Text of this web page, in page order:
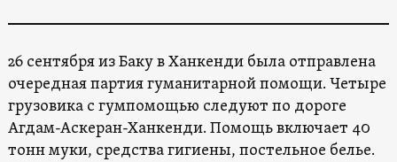
26 сентября из Баку в Ханкенди была отправлена
очередная партия гуманитарной помощи. Четыре
грузовика с гумпомощью следуют по дороге
Агдам-Аскеран-Ханкенди. Помощь включает 40
тонн муки, средства гигиены, постельное белье.